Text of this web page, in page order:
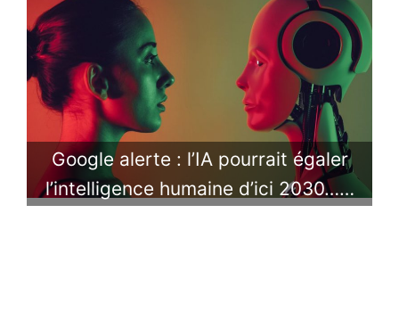
Google alerte : l’IA pourrait égaler
l’intelligence humaine d’ici 2030……